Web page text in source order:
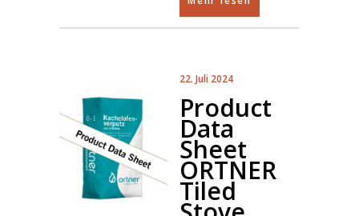
22. Juli 2024
Product
Data
Sheet
ORTNER
Tiled